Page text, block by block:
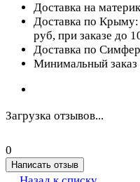
Доставка на
Доставка по Крыму:
руб, при заказе до
Доставка по
Минимальный заказ
Загрузка отзывов...
0
Написать отзыв